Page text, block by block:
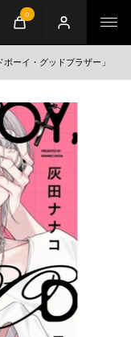
0
カート マイページ
メ
ーイ・グッドブラザー」